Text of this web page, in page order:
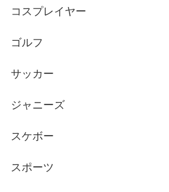
コスプレイヤー
ゴルフ
サッカー
ジャニーズ
スケボー
スポーツ